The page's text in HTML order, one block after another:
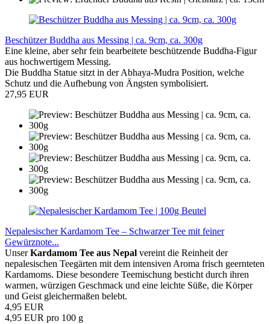
Beschützer Buddha aus Messing | ca. 9cm, ca. 300g
Eine kleine, aber sehr fein bearbeitete beschützende Buddha-Figur
aus hochwertigem Messing.
Die Buddha Statue sitzt in der Abhaya-Mudra Position, welche
Schutz und die Aufhebung von Ängsten symbolisiert.
27,95 EUR
Nepalesischer Kardamom Tee – Schwarzer Tee mit feiner
Gewürznote...
UnserKardamom Tee aus Nepal vereint die Reinheit der
nepalesischen Teegärten mit dem intensiven Aroma frisch geernteten
Kardamoms. Diese besondere Teemischung besticht durch ihren
warmen, würzigen Geschmack und eine leichte Süße, die Körper
und Geist gleichermaßen belebt.
4,95 EUR
4,95 EUR pro 100 g